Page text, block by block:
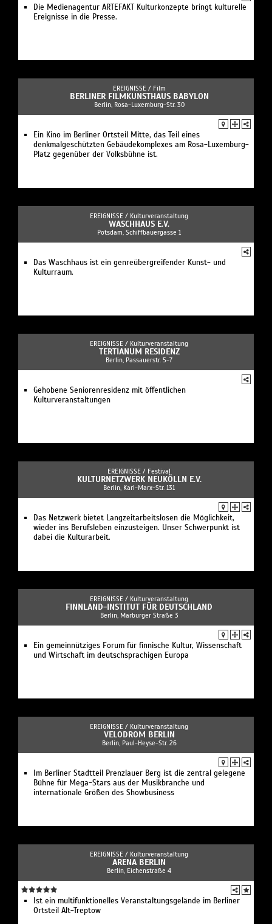
Die Medienagentur ARTEFAKT Kulturkonzepte bringt kulturelle
Ereignisse in die Presse.
EREIGNISSE / Film
BERLINER FILMKUNSTHAUS BABYLON
Berlin, Rosa-Luxemburg-Str. 30
Ein Kino im Berliner Ortsteil Mitte, das Teil eines
denkmalgeschützten Gebäudekomplexes am Rosa-Luxemburg-
Platz gegenüber der Volksbühne ist.
EREIGNISSE / Kulturveranstaltung
WASCHHAUS E.V.
Potsdam, Schiffbauergasse 1
Das Waschhaus ist ein genreübergreifender Kunst- und
Kulturraum.
EREIGNISSE / Kulturveranstaltung
TERTIANUM RESIDENZ
Berlin, Passauerstr. 5-7
Gehobene Seniorenresidenz mit öffentlichen
Kulturveranstaltungen
EREIGNISSE / Festival
KULTURNETZWERK NEUKÖLLN E.V.
Berlin, Karl-Marx-Str. 131
Das Netzwerk bietet Langzeitarbeitslosen die Möglichkeit,
wieder ins Berufsleben einzusteigen. Unser Schwerpunkt ist
dabei die Kulturarbeit.
EREIGNISSE / Kulturveranstaltung
FINNLAND-INSTITUT FÜR DEUTSCHLAND
Berlin, Marburger Straße 3
Ein gemeinnütziges Forum für finnische Kultur, Wissenschaft
und Wirtschaft im deutschsprachigen Europa
EREIGNISSE / Kulturveranstaltung
VELODROM BERLIN
Berlin, Paul-Heyse-Str. 26
Im Berliner Stadtteil Prenzlauer Berg ist die zentral gelegene
Bühne für Mega-Stars aus der Musikbranche und
internationale Größen des Showbusiness
EREIGNISSE / Kulturveranstaltung
ARENA BERLIN
Berlin, Eichenstraße 4
Ist ein multifunktionelles Veranstaltungsgelände im Berliner
Ortsteil Alt-Treptow